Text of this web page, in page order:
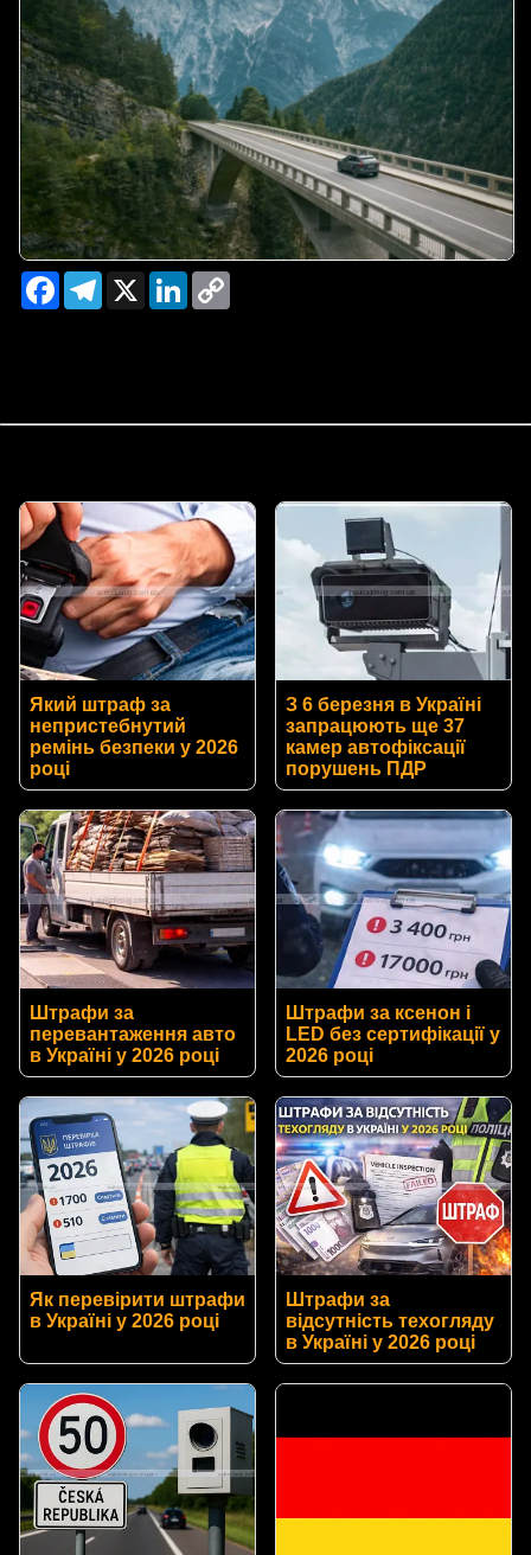
FacebookTelegram
X LinkedIn
Який штраф за
непристебнутий
ремінь безпеки у 2026
році
З 6 березня в Україні
запрацюють ще 37
камер автофіксації
порушень ПДР
Штрафи за
перевантаження авто
в Україні у 2026 році
Штрафи за ксенон і
LED без сертифікації у
2026 році
Як перевірити штрафи
в Україні у 2026 році
Штрафи за
відсутність техогляду
в Україні у 2026 році